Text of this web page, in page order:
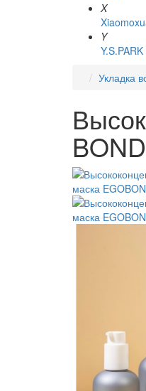
X
Y
Укладка